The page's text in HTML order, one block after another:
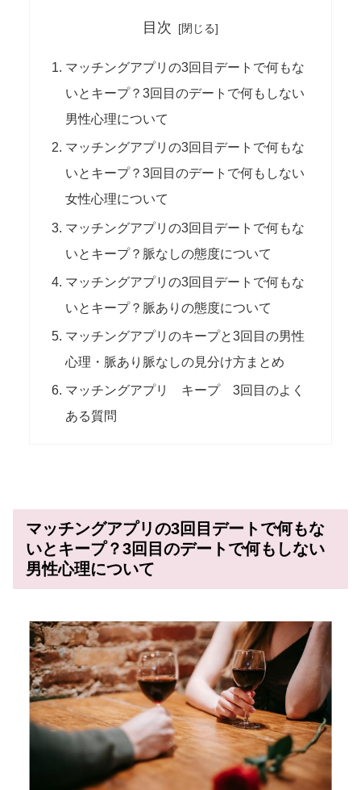
目次
マッチングアプリの3回目デートで何もな
いとキープ？3回目のデートで何もしない
男性心理について
マッチングアプリの3回目デートで何もな
いとキープ？3回目のデートで何もしない
女性心理について
マッチングアプリの3回目デートで何もな
いとキープ？脈なしの態度について
マッチングアプリの3回目デートで何もな
いとキープ？脈ありの態度について
マッチングアプリのキープと3回目の男性
心理・脈あり脈なしの見分け方まとめ
マッチングアプリ キープ 3回目のよく
ある質問
マッチングアプリの3回目デートで何もな
いとキープ？3回目のデートで何もしない
男性心理について